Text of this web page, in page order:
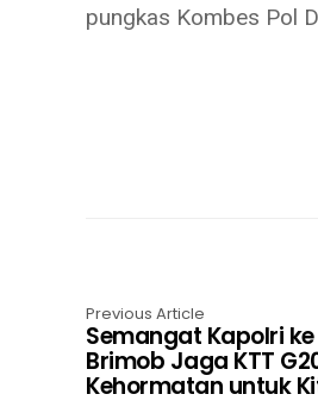
pungkas Kombes Pol
Previous Article
Semangat Kapolri
Brimob Jaga KTT
Kehormatan untuk